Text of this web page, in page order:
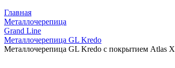
Главная
Металлочерепица
Grand Line
Металлочерепица GL Kredo
Металлочерепица GL Kredo с покрытием Atlas X